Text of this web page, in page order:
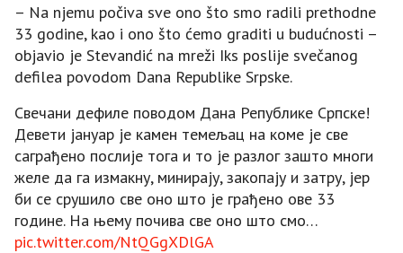
– Na njemu počiva sve ono što smo radili prethodne
33 godine, kao i ono što ćemo graditi u budućnosti –
objavio je Stevandić na mreži Iks poslije svečanog
defilea povodom Dana Republike Srpske.
Свечани дефиле поводом Дана Републике Српске!
Девети јануар је камен темељац на коме је све
саграђено послије тога и то је разлог зашто многи
желе да га измакну, минирају, закопају и затру, јер
би се срушило све оно што је грађено ове 33
године. На њему почива све оно што смо…
pic.twitter.com/NtQGgXDlGA